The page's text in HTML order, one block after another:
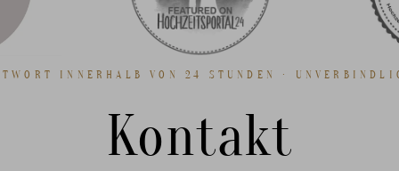
INNERHALB VON 24 STUNDEN ·
Kontakt